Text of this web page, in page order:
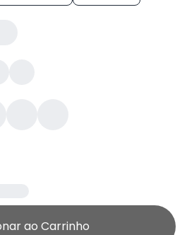
ao Carrinho